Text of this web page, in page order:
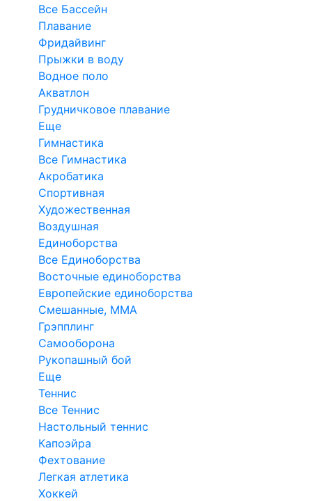
Все Бассейн
Плавание
Фридайвинг
Прыжки в воду
Водное поло
Акватлон
Грудничковое плавание
Еще
Гимнастика
Все Гимнастика
Акробатика
Спортивная
Художественная
Воздушная
Единоборства
Все Единоборства
Восточные единоборства
Европейские единоборства
Смешанные, ММА
Грэпплинг
Самооборона
Рукопашный бой
Еще
Теннис
Все Теннис
Настольный теннис
Капоэйра
Фехтование
Легкая атлетика
Хоккей